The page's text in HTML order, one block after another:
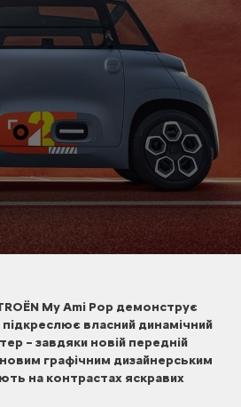
My Ami Pop демонструє
власний динамічний
– завдяки новій передній
графічним дизайнерським
на контрастах яскравих